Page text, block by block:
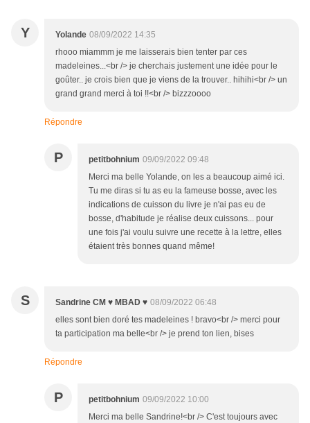
Y Yolande 08/09/2022 14:35
rhooo miammm je me laisserais bien tenter par ces
madeleines...<br /> je cherchais justement une idée pour le
goûter.. je crois bien que je viens de la trouver.. hihihi<br /> un
grand grand merci à toi !!<br /> bizzzoooo
Répondre
P petitbohnium 09/09/2022 09:48
Merci ma belle Yolande, on les a beaucoup aimé ici.
Tu me diras si tu as eu la fameuse bosse, avec les
indications de cuisson du livre je n'ai pas eu de
bosse, d'habitude je réalise deux cuissons... pour
une fois j'ai voulu suivre une recette à la lettre, elles
étaient très bonnes quand même!
S Sandrine CM ♥ MBAD ♥ 08/09/2022 06:48
elles sont bien doré tes madeleines ! bravo<br /> merci pour
ta participation ma belle<br /> je prend ton lien, bises
Répondre
P petitbohnium 09/09/2022 10:00
Merci ma belle Sandrine!<br /> C'est toujours avec